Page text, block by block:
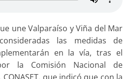
une Valparaíso y Viña del Mar
las medidas de
en la vía, tras el
la Comisión Nacional de